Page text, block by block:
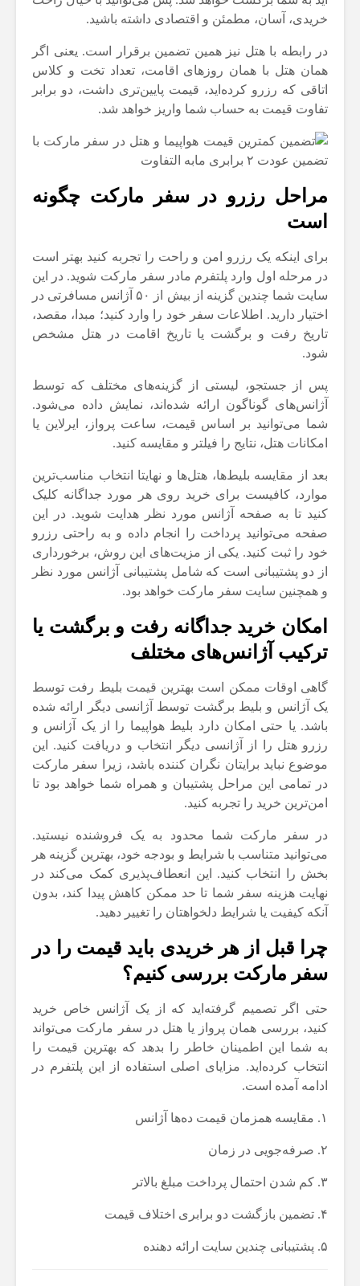
خریدی، آسان، مطمئن و اقتصادی داشته باشید.
در رابطه با هتل نیز همین تضمین برقرار است. یعنی اگر
همان هتل با همان روزهای اقامت، تعداد تخت و کلاس
اتاقی که رزرو کرده‌اید، قیمت پایین‌تری داشت، دو برابر
تفاوت قیمت به حساب شما واریز خواهد شد.
مراحل رزرو در سفر مارکت چگونه
است
برای اینکه یک رزرو امن و راحت را تجربه کنید بهتر است
در مرحله اول وارد پلتفرم مادر سفر مارکت شوید. در این
سایت شما چندین گزینه از بیش از ۵۰ آژانس مسافرتی در
اختیار دارید. اطلاعات سفر خود را وارد کنید؛ مبدا، مقصد،
تاریخ رفت و برگشت یا تاریخ اقامت در هتل مشخص
شود.
پس از جستجو، لیستی از گزینه‌های مختلف که توسط
آژانس‌های گوناگون ارائه شده‌اند، نمایش داده می‌شود.
شما می‌توانید بر اساس قیمت، ساعت پرواز، ایرلاین یا
امکانات هتل، نتایج را فیلتر و مقایسه کنید.
بعد از مقایسه بلیط‌ها، هتل‌ها و نهایتا انتخاب مناسب‌ترین‌
موارد، کافیست برای خرید روی هر مورد جداگانه کلیک
کنید تا به صفحه آژانس مورد نظر هدایت شوید. در این
صفحه می‌توانید پرداخت را انجام داده و به راحتی رزرو
خود را ثبت کنید. یکی از مزیت‌های این روش، برخورداری
از دو پشتیبانی است که شامل پشتیبانی آژانس مورد نظر
و همچنین سایت سفر مارکت خواهد بود.
امکان خرید جداگانه رفت و برگشت یا
ترکیب آژانس‌های مختلف
گاهی اوقات ممکن است بهترین قیمت بلیط رفت توسط
یک آژانس و بلیط برگشت توسط آژانسی دیگر ارائه شده
باشد. یا حتی امکان دارد بلیط هواپیما را از یک آژانس و
رزرو هتل را از آژانسی دیگر انتخاب و دریافت کنید. این
موضوع نباید برایتان نگران کننده باشد، زیرا سفر مارکت
در تمامی این مراحل پشتیبان و همراه شما خواهد بود تا
امن‌ترین خرید را تجربه کنید.
در سفر مارکت شما محدود به یک فروشنده نیستید.
می‌توانید متناسب با شرایط و بودجه خود، بهترین گزینه هر
بخش را انتخاب کنید. این انعطاف‌پذیری کمک می‌کند در
نهایت هزینه سفر شما تا حد ممکن کاهش پیدا کند، بدون
آنکه کیفیت یا شرایط دلخواهتان را تغییر دهید.
چرا قبل از هر خریدی باید قیمت را در
سفر مارکت بررسی کنیم؟
حتی اگر تصمیم گرفته‌اید که از یک آژانس خاص خرید
کنید، بررسی همان پرواز یا هتل در سفر مارکت می‌تواند
به شما این اطمینان خاطر را بدهد که بهترین قیمت را
انتخاب کرده‌اید. مزایای اصلی استفاده از این پلتفرم در
ادامه آمده است.
۱. مقایسه همزمان قیمت ده‌ها آژانس
۲. صرفه‌جویی در زمان
۳. کم شدن احتمال پرداخت مبلغ بالاتر
۴. تضمین بازگشت دو برابری اختلاف قیمت
۵. پشتیبانی چندین سایت ارائه دهنده